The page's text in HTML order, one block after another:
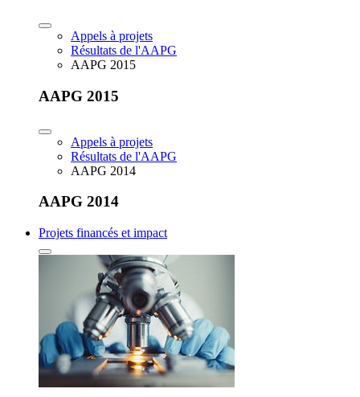
Appels à projets
Résultats de l'AAPG
AAPG 2015
AAPG 2015
Appels à projets
Résultats de l'AAPG
AAPG 2014
AAPG 2014
Projets financés et impact